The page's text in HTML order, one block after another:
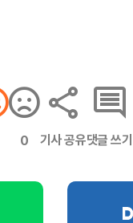
0 기사 공유댓글 쓰기